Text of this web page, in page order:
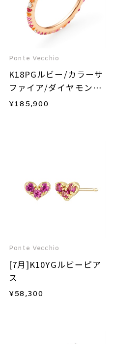
Ponte Vecchio
K18PGルビー/カラーサ
ファイア/ダイヤモンド
リング
¥185,900
Ponte Vecchio
[7月]K10YGルビーピア
ス
¥58,300